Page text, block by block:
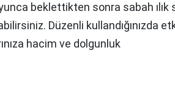
beklettikten sonra sabah ılık
Düzenli kullandığınızda
hacim ve dolgunluk